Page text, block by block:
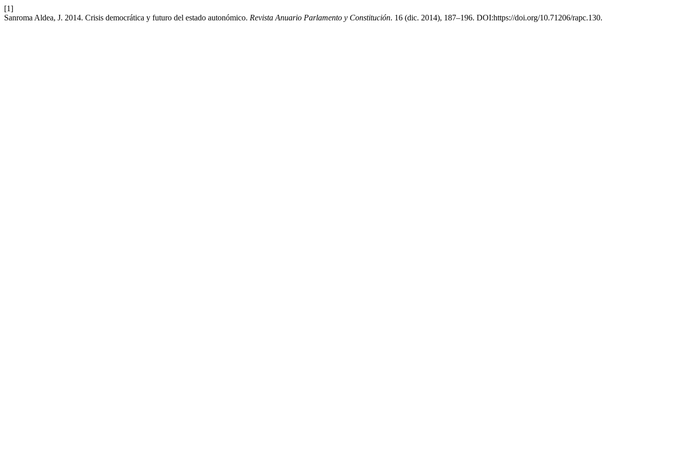
[1]
Sanroma Aldea, J. 2014. Crisis democrática y futuro del estado autonómico. Revista Anuario Parlamento y Constitución. 16 (dic. 2014), 187–196. DOI:https://doi.org/10.71206/rapc.130.